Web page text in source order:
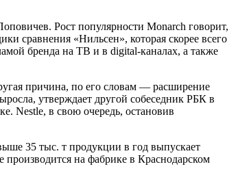
Рост популярности Monarch говорит,
сравнения «Нильсен», которая скорее всего
бренда на ТВ и в digital-каналах, а также
причина, по его словам — расширение
утверждает другой собеседник РБК в
Nestle, в свою очередь, остановив
35 тыс. т продукции в год выпускает
на фабрике в Краснодарском